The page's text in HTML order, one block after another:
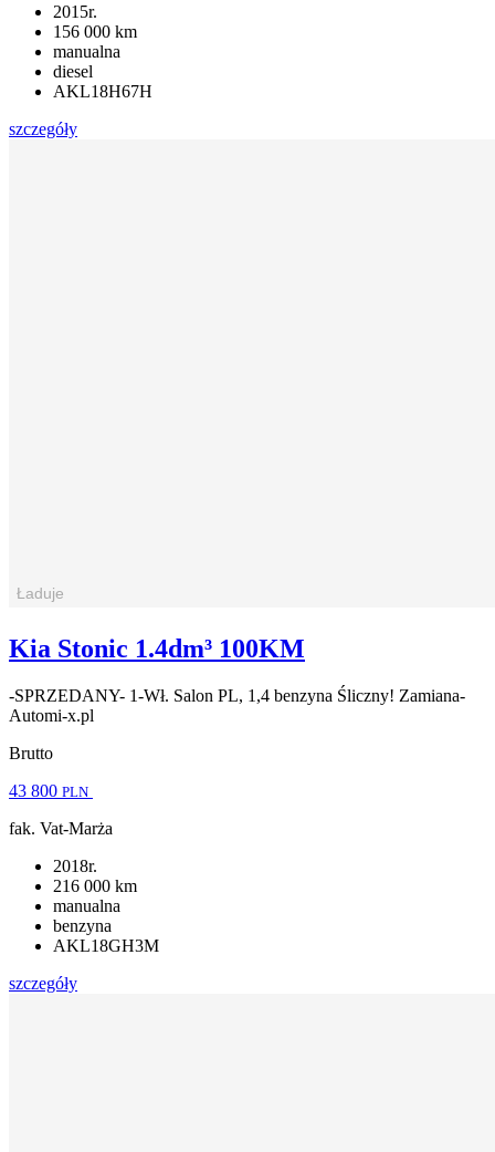
2015r.
156 000 km
manualna
diesel
AKL18H67H
szczegóły
Kia Stonic 1.4dm³ 100KM
-SPRZEDANY- 1-Wł. Salon PL, 1,4 benzyna Śliczny! Zamiana-
Automi-x.pl
Brutto
43 800 PLN
fak. Vat-Marża
2018r.
216 000 km
manualna
benzyna
AKL18GH3M
szczegóły